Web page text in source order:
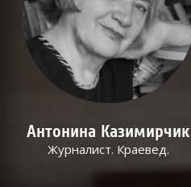
Антонина Казимирчик
Журналист. Краевед.